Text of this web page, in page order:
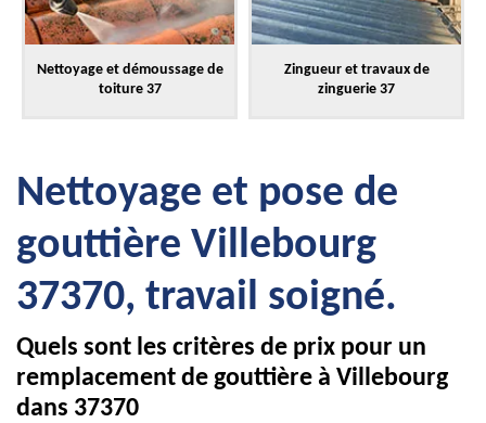
Nettoyage et démoussage de
toiture 37
Zingueur et travaux de
zinguerie 37
Nettoyage et pose de
gouttière Villebourg
37370, travail soigné.
Quels sont les critères de prix pour un
remplacement de gouttière à Villebourg
dans 37370